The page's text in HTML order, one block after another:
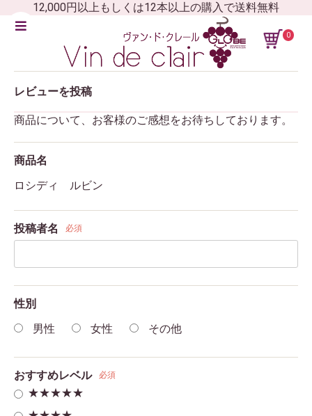
12,000円以上もしくは12本以上の購入で送料無料
0
レビューを投稿
商品について、お客様のご感想をお待ちしております。
商品名
ロシディ ルビン
投稿者名 必須
性別
男性
女性 その他
おすすめレベル 必須
★★★★★